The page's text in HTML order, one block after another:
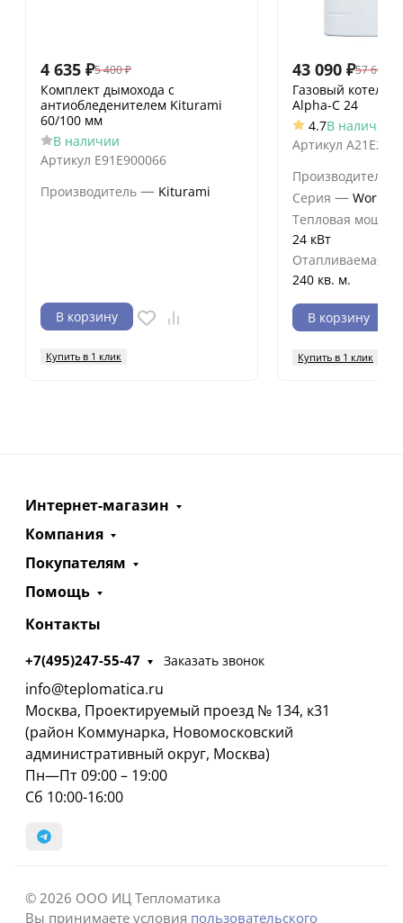
4 635 ₽5 400 ₽
Комплект дымохода с
антиобледенителем Kiturami
60/100 мм
В наличии
Артикул E91E900066
Производитель — Kiturami
В корзину
Купить в 1 клик
43 090 ₽57 600
Газовый котел
Alpha-С 24
4.7В наличии
Артикул
Производитель
Серия — World
Тепловая
24 кВт
Отапливаемая
240 кв. м.
В корзину
Купить в 1 клик
Интернет-магазин
Компания
Покупателям
Помощь
Контакты
+7(495)247-55-47 Заказать звонок
info@teplomatica.ru
Москва, Проектируемый проезд № 134, к31
(район Коммунарка, Новомосковский
административный округ, Москва)
Пн—Пт 09:00 – 19:00
Сб 10:00-16:00
© 2026 ООО ИЦ Тепломатика
Вы принимаете условия пользовательского